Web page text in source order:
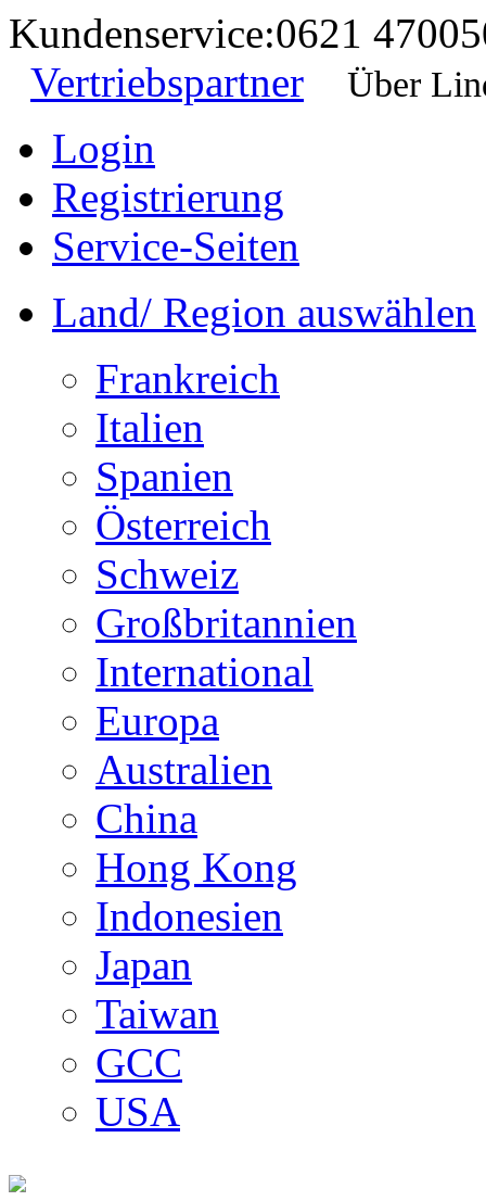
Kundenservice:0621
Vertriebspartner
Über
Login
Registrierung
Service-Seiten
Land/ Region auswählen
Frankreich
Italien
Spanien
Österreich
Schweiz
Großbritannien
International
Europa
Australien
China
Hong Kong
Indonesien
Japan
Taiwan
GCC
USA